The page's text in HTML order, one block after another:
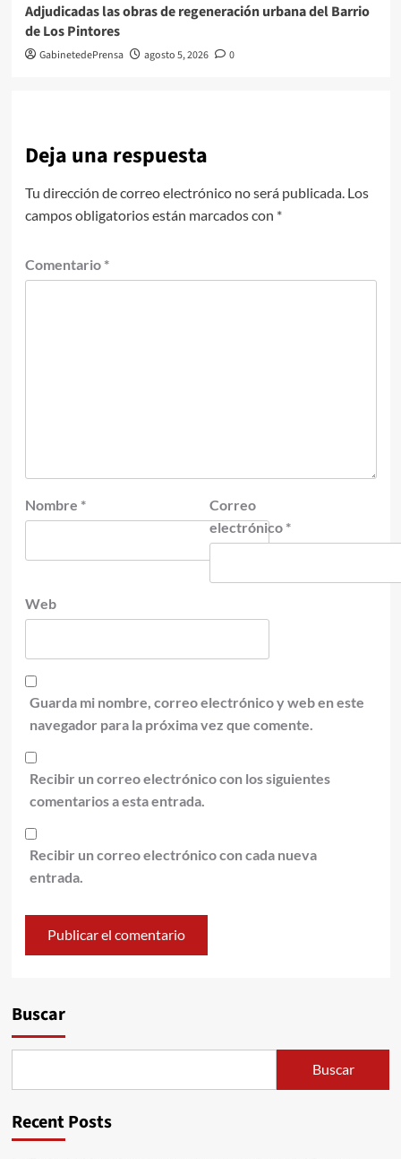
Adjudicadas las obras de regeneración urbana del Barrio
de Los Pintores
GabinetedePrensa agosto 5, 2026 0
Deja una respuesta
Tu dirección de correo electrónico no será publicada. Los
campos obligatorios están marcados con *
Comentario *
Nombre *
Correo
electrónico *
Web
Guarda mi nombre, correo electrónico y web en este
navegador para la próxima vez que comente.
Recibir un correo electrónico con los siguientes
comentarios a esta entrada.
Recibir un correo electrónico con cada nueva
entrada.
Buscar
Buscar
Recent Posts